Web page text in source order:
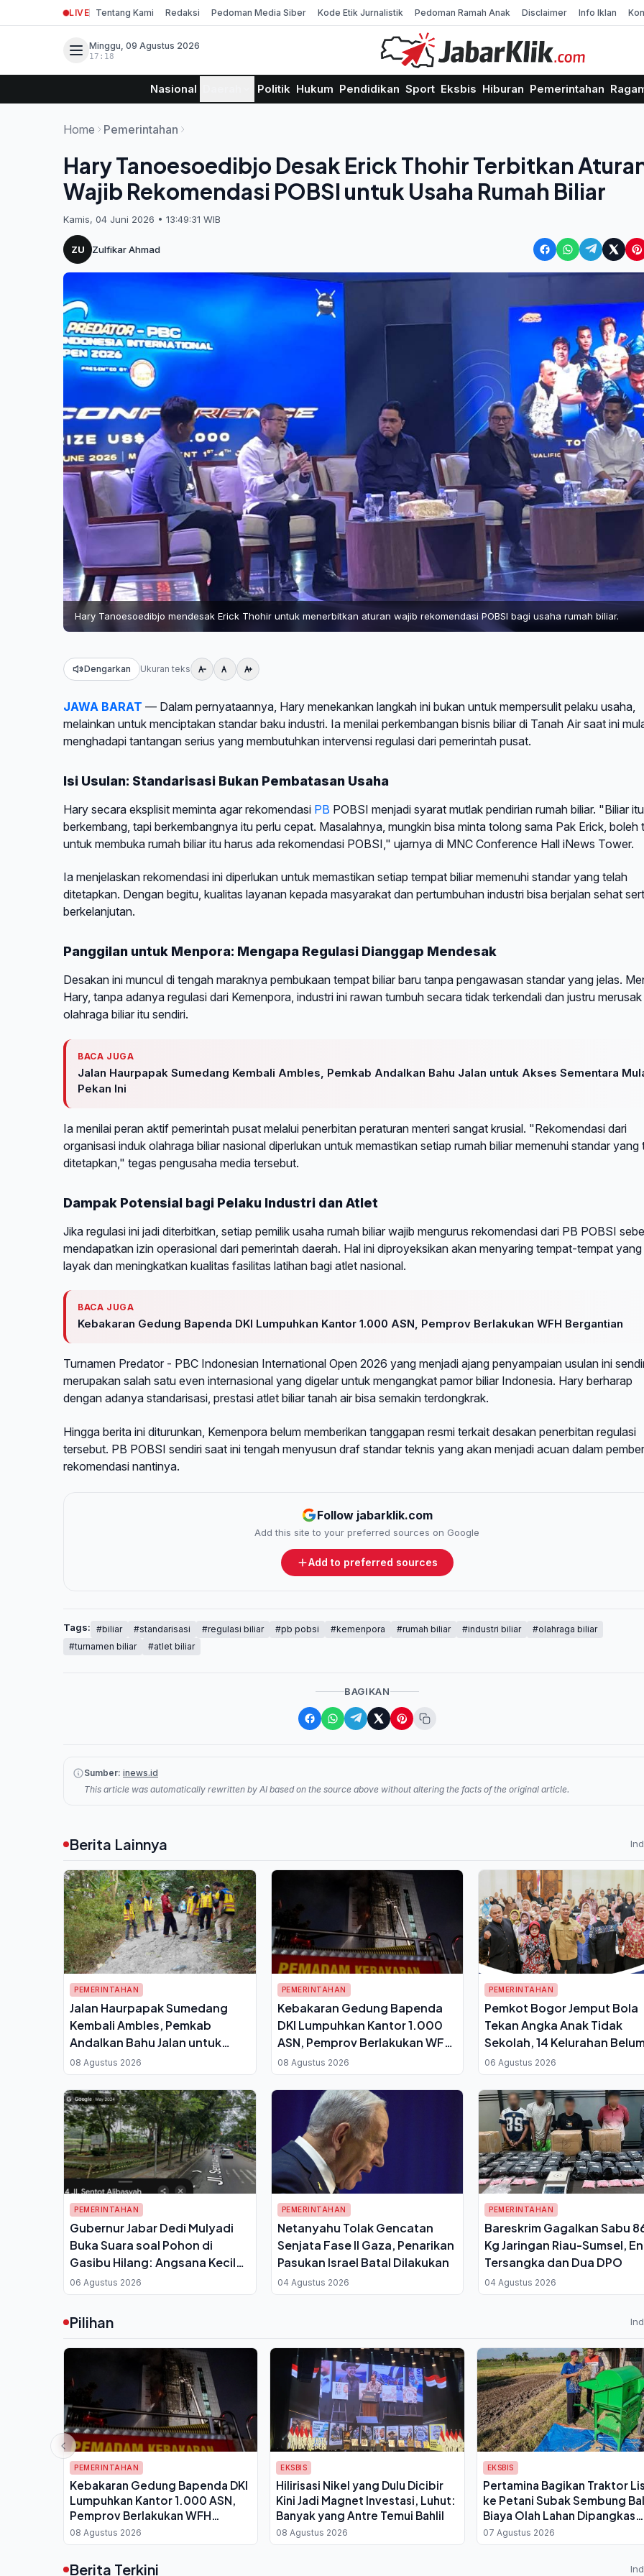
LIVE Tentang Kami Redaksi Pedoman Media Siber Kode Etik Jurnalistik Pedoman Ramah Anak Disclaimer Info Iklan
Minggu, 09 Agustus 2026
17:18
Nasional Politik Hukum Pendidikan Sport Eksbis Hiburan Pemerintahan
Home Pemerintahan
Hary Tanoesoedibjo Desak Erick Thohir Terbitkan
Wajib Rekomendasi POBSI untuk Usaha Rumah Biliar
Kamis, 04 Juni 2026 • 13:49:31 WIB
ZU Zulfikar Ahmad
Hary Tanoesoedibjo mendesak Erick Thohir untuk menerbitkan aturan wajib rekomendasi POBSI bagi usaha rumah biliar.
Dengarkan Ukuran teks
JAWA BARAT — Dalam pernyataannya, Hary menekankan langkah ini bukan untuk mempersulit pelaku usaha,
melainkan untuk menciptakan standar baku industri. Ia menilai perkembangan bisnis biliar di Tanah Air saat ini
menghadapi tantangan serius yang membutuhkan intervensi regulasi dari pemerintah pusat.
Isi Usulan: Standarisasi Bukan Pembatasan Usaha
Hary secara eksplisit meminta agar rekomendasi PB POBSI menjadi syarat mutlak pendirian rumah biliar. "Biliar itu
berkembang, tapi berkembangnya itu perlu cepat. Masalahnya, mungkin bisa minta tolong sama Pak Erick, boleh
untuk membuka rumah biliar itu harus ada rekomendasi POBSI," ujarnya di MNC Conference Hall iNews Tower.
Ia menjelaskan rekomendasi ini diperlukan untuk memastikan setiap tempat biliar memenuhi standar yang telah
ditetapkan. Dengan begitu, kualitas layanan kepada masyarakat dan pertumbuhan industri bisa berjalan sehat
berkelanjutan.
Panggilan untuk Menpora: Mengapa Regulasi Dianggap Mendesak
Desakan ini muncul di tengah maraknya pembukaan tempat biliar baru tanpa pengawasan standar yang jelas.
Hary, tanpa adanya regulasi dari Kemenpora, industri ini rawan tumbuh secara tidak terkendali dan justru
olahraga biliar itu sendiri.
BACA JUGA
Jalan Haurpapak Sumedang Kembali Ambles, Pemkab Andalkan Bahu Jalan untuk Akses Sementara
Pekan Ini
Ia menilai peran aktif pemerintah pusat melalui penerbitan peraturan menteri sangat krusial. "Rekomendasi dari
organisasi induk olahraga biliar nasional diperlukan untuk memastikan setiap rumah biliar memenuhi standar yang
ditetapkan," tegas pengusaha media tersebut.
Dampak Potensial bagi Pelaku Industri dan Atlet
Jika regulasi ini jadi diterbitkan, setiap pemilik usaha rumah biliar wajib mengurus rekomendasi dari PB POBSI
mendapatkan izin operasional dari pemerintah daerah. Hal ini diproyeksikan akan menyaring tempat-tempat
layak dan meningkatkan kualitas fasilitas latihan bagi atlet nasional.
BACA JUGA
Kebakaran Gedung Bapenda DKI Lumpuhkan Kantor 1.000 ASN, Pemprov Berlakukan WFH Bergantian
Turnamen Predator - PBC Indonesian International Open 2026 yang menjadi ajang penyampaian usulan ini
merupakan salah satu even internasional yang digelar untuk mengangkat pamor biliar Indonesia. Hary berharap
dengan adanya standarisasi, prestasi atlet biliar tanah air bisa semakin terdongkrak.
Hingga berita ini diturunkan, Kemenpora belum memberikan tanggapan resmi terkait desakan penerbitan regulasi
tersebut. PB POBSI sendiri saat ini tengah menyusun draf standar teknis yang akan menjadi acuan dalam
rekomendasi nantinya.
Follow jabarklik.com
Add this site to your preferred sources on Google
Add to preferred sources
Tags: #biliar #standarisasi #regulasi biliar #pb pobsi #kemenpora #rumah biliar #industri biliar
#olahraga biliar
#turnamen biliar
#atlet biliar
BAGIKAN
Sumber: inews.id
This article was automatically rewritten by AI based on the source above without altering the facts of the original article.
Berita Lainnya
PEMERINTAHAN
Jalan Haurpapak Sumedang
Kembali Ambles, Pemkab
Andalkan Bahu Jalan untuk
Akses Sementara Mulai Pekan
Ini
08 Agustus 2026
PEMERINTAHAN
Kebakaran Gedung Bapenda
DKI Lumpuhkan Kantor 1.000
ASN, Pemprov Berlakukan WFH
Bergantian
08 Agustus 2026
PEMERINTAHAN
Pemkot Bogor Jemput Bola
Tekan Angka Anak Tidak
Sekolah, 14 Kelurahan
Punya PKBM
06 Agustus 2026
PEMERINTAHAN
Gubernur Jabar Dedi Mulyadi
Buka Suara soal Pohon di
Gasibu Hilang: Angsana Kecil
Diganti 50 Pohon Asem Jawa
06 Agustus 2026
PEMERINTAHAN
Netanyahu Tolak Gencatan
Senjata Fase II Gaza, Penarikan
Pasukan Israel Batal Dilakukan
04 Agustus 2026
PEMERINTAHAN
Bareskrim Gagalkan Sabu
Kg Jaringan Riau-Sumsel,
Tersangka dan Dua DPO
04 Agustus 2026
Pilihan
PEMERINTAHAN
Kebakaran Gedung Bapenda DKI
Lumpuhkan Kantor 1.000 ASN,
Pemprov Berlakukan WFH
Bergantian
08 Agustus 2026
EKSBIS
Hilirisasi Nikel yang Dulu Dicibir
Kini Jadi Magnet Investasi, Luhut:
Banyak yang Antre Temui Bahlil
08 Agustus 2026
EKSBIS
Pertamina Bagikan Traktor
ke Petani Subak Sembung
Biaya Olah Lahan Dipangkas
Drastis
07 Agustus 2026
Berita Terkini